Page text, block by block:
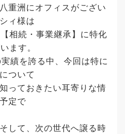
重洲にオフィスがござい
ィ様は
相続・事業継承】に特化
ます。
績を誇る中、今回は特に
ついて
っておきたい耳寄りな情
定で
して、次の世代へ譲る時